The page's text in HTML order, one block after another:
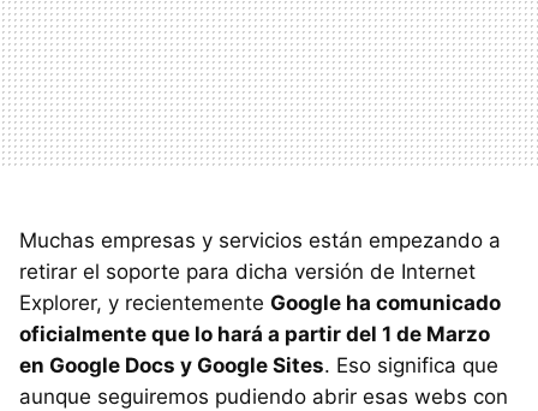
Muchas empresas y servicios están empezando a
retirar el soporte para dicha versión de Internet
Explorer, y recientemente Google ha comunicado
oficialmente que lo hará a partir del 1 de Marzo
en Google Docs y Google Sites. Eso significa que
aunque seguiremos pudiendo abrir esas webs con